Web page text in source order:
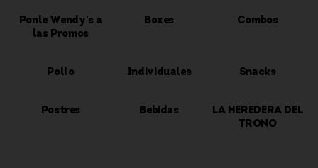
Ponle Wendy's a
las Promos
Boxes Combos
Pollo Individuales Snacks
Postres Bebidas
LA HEREDERA DEL
TRONO